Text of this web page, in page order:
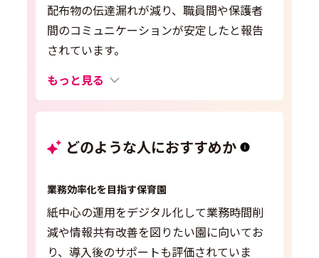
配布物の伝達漏れが減り、職員間や保護者
間のコミュニケーションが安定したと報告
されています。
もっと見る
どのような人におすすめか
業務効率化を目指す保育園
紙中心の運用をデジタル化して業務時間削
減や情報共有改善を図りたい園に向いてお
り、導入後のサポートも評価されていま